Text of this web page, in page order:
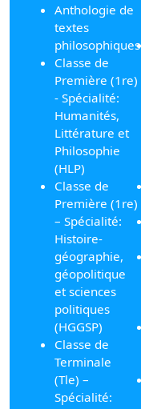
Anthologie de
textes
philosophiques
Classe de
Première (1re)
- Spécialité:
Humanités,
Littérature et
Philosophie
(HLP)
Classe de
Première (1re)
– Spécialité:
Histoire-
géographie,
géopolitique
et sciences
politiques
(HGGSP)
Classe de
Terminale
(Tle) –
Spécialité: